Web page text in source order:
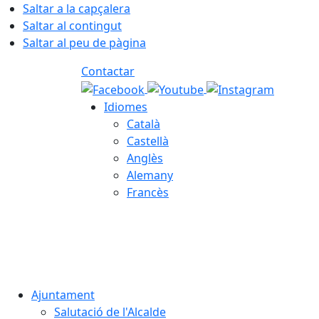
Saltar a la capçalera
Saltar al contingut
Saltar al peu de pàgina
Contactar
Idiomes
Català
Castellà
Anglès
Alemany
Francès
Ajuntament
Salutació de l'Alcalde